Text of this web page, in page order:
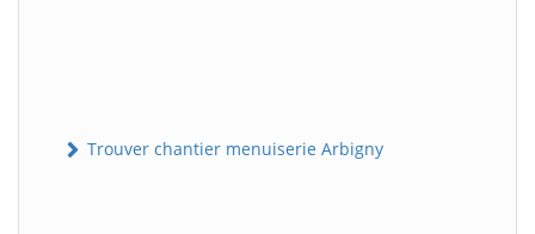
Trouver chantier menuiserie Arbigny